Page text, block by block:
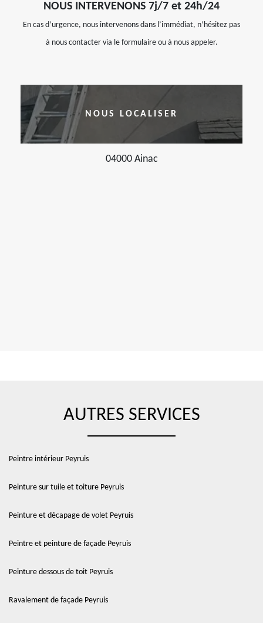
NOUS INTERVENONS 7j/7 et 24h/24
En cas d’urgence, nous intervenons dans l’immédiat, n’hésitez pas
à nous contacter via le formulaire ou à nous appeler.
NOUS LOCALISER
04000 Ainac
AUTRES SERVICES
Peintre intérieur Peyruis
Peinture sur tuile et toiture Peyruis
Peinture et décapage de volet Peyruis
Peintre et peinture de façade Peyruis
Peinture dessous de toit Peyruis
Ravalement de façade Peyruis